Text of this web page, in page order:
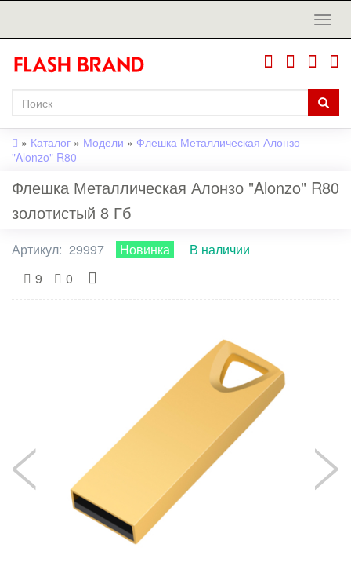
» Каталог » Модели » Флешка Металлическая Алонзо
"Alonzo" R80
Флешка Металлическая Алонзо "Alonzo" R80
золотистый 8 Гб
Артикул: 29997 Новинка
В наличии
9
0